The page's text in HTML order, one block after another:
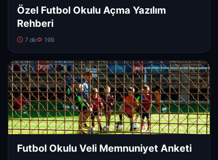
Özel Futbol Okulu Açma Yazılım
Rehberi
7 dk 199
Futbol Okulu Veli Memnuniyet Anketi